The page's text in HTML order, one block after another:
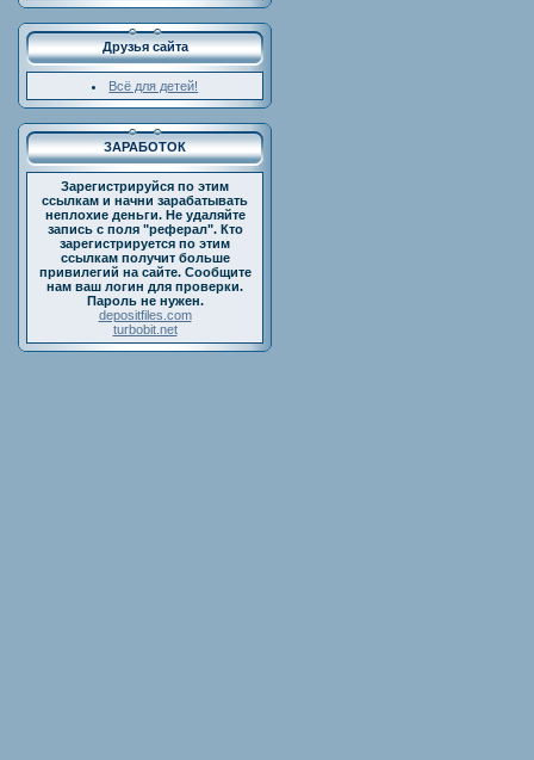
Друзья сайта
Всё для детей!
ЗАРАБОТОК
Зарегистрируйся по этим
ссылкам и начни зарабатывать
неплохие деньги. Не удаляйте
запись с поля "реферал". Кто
зарегистрируется по этим
ссылкам получит больше
привилегий на сайте. Сообщите
нам ваш логин для проверки.
Пароль не нужен.
depositfiles.com
turbobit.net